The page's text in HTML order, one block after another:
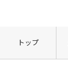
トップ